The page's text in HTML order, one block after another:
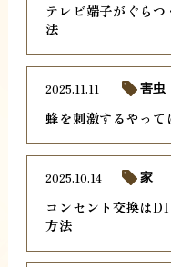
テレビ端子がぐら
法
蜂を刺激するやっ
2025.11.11 害虫
コンセント交換は
方法
2025.10.14 家